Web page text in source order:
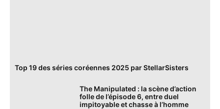
Top 19 des séries coréennes 2025 par StellarSisters
The Manipulated : la scène d’action
folle de l’épisode 6, entre duel
impitoyable et chasse à l’homme